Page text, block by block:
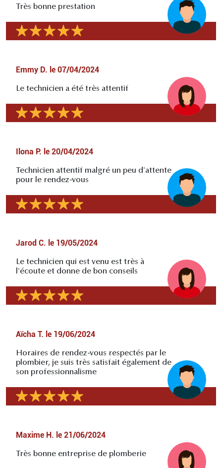
Très bonne prestation
Emmy D. le 07/04/2024
Le technicien a été très attentif
Ilona P. le 20/04/2024
Technicien attentif malgré un peu d'attente
pour le rendez-vous
Jarod C. le 19/05/2024
Le technicien qui est venu est très à
l'écoute et donne de bon conseils
Aïcha T. le 19/06/2024
Horaires de rendez-vous respectés par le
plombier, je suis très satisfait également de
son professionnalisme
Maxime H. le 21/06/2024
Très bonne entreprise de plomberie